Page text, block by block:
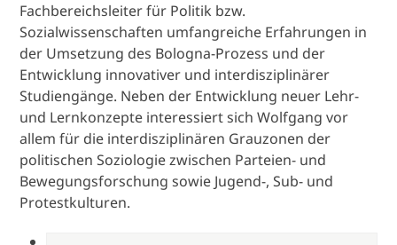
Fachbereichsleiter für Politik bzw.
Sozialwissenschaften umfangreiche Erfahrungen in
der Umsetzung des Bologna-Prozess und der
Entwicklung innovativer und interdisziplinärer
Studiengänge. Neben der Entwicklung neuer Lehr-
und Lernkonzepte interessiert sich Wolfgang vor
allem für die interdisziplinären Grauzonen der
politischen Soziologie zwischen Parteien- und
Bewegungsforschung sowie Jugend-, Sub- und
Protestkulturen.